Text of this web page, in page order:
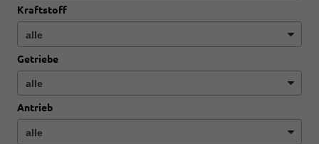
Kraftstoff
Getriebe
Antrieb